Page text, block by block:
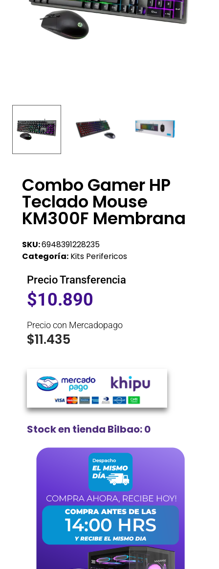
Combo Gamer HP
Teclado Mouse
KM300F Membrana
SKU:6948391228235
Categoría: Kits Perifericos
Precio Transferencia
$10.890
Precio con Mercadopago
$11.435
Stock en tienda Bilbao: 0